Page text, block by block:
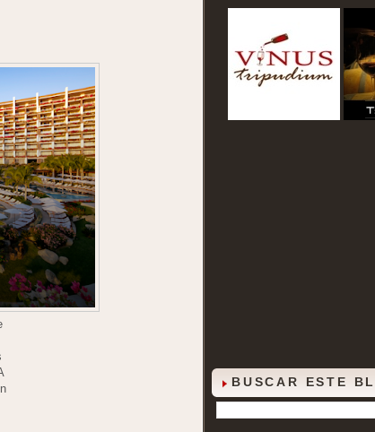
BUSCAR ESTE